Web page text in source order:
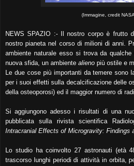
(Immagine, credit
NEWS SPAZIO :- Il nostro corpo è frutto
nostro pianeta nel corso di milioni di anni.
ambiente naturale esso si trova da
nuova sfida, un ambiente alieno più ostile e
Le due cose più importanti da temere sono
per i suoi effetti sulla decalcificazione delle
della osteoporosi) ed il maggior numero di
Si aggiungono adesso i risultati di una
pubblicata sulla rivista scientifica
Intracranial Effects of Microgravity: Findings
Lo studio ha coinvolto 27 astronauti (età
trascorso lunghi periodi di attività in orbita,